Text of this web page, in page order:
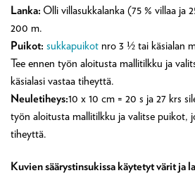
Lanka: Olli villasukkalanka (75 % villaa ja
200 m.
Puikot: sukkapuikot nro 3 ½ tai käsialan
Tee ennen työn aloitusta mallitilkku ja
käsialasi vastaa tiheyttä.
Neuletiheys:10 x 10 cm = 20 s ja 27 krs
työn aloitusta mallitilkku ja valitse puikot,
tiheyttä.
Kuvien säärystinsukissa käytetyt värit ja